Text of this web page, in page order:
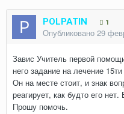
POLPATIN 1
Опубликовано 29
Завис Учитель первой
него задание на лечение
Он на месте стоит, и знак
реагирует, как будто его нет.
Прошу помочь.